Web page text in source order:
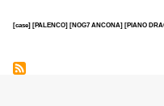
[case] [PALENCO] [NOG7 ANCONA] [PIANO